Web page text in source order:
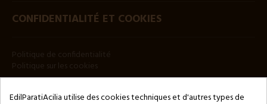
CONFIDENTIALITÉ ET COOKIES
EdilParatiAcilia utilise des cookies techniques et d'autres types de